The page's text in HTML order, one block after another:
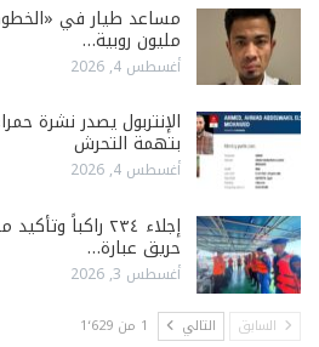
مليون روبية…
أغسطس 4, 2026
الإنتربول يصدر نشرة
بتهمة التحرش
أغسطس 4, 2026
إجلاء ٢٣٤
حريق عبارة…
أغسطس 3, 2026
السابق التالي 1 من 1٬629